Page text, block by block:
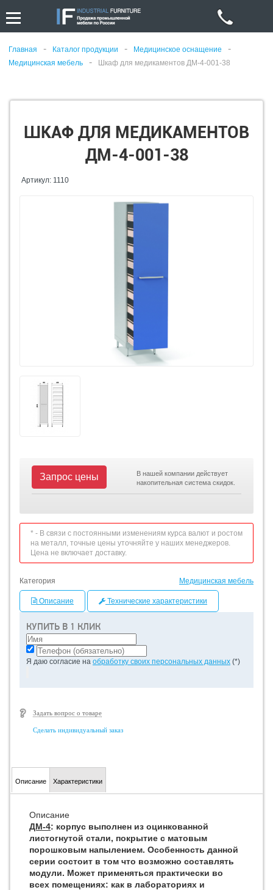
Главная - Каталог продукции - Медицинское оснащение -
Медицинская мебель - Шкаф для медикаментов ДМ-4-001-38
ШКАФ ДЛЯ МЕДИКАМЕНТОВ
ДМ-4-001-38
Артикул: 1110
КУПИТЬ В 1 КЛИК
Я даю согласие на обработку своих персональных данных (*)
Задать вопрос о товаре
Сделать индивидуальный заказ
Запрос цены
В нашей компании действует
накопительная система скидок.
* - В связи с постоянными изменениям курса валют и ростом
на металл, точные цены уточняйте у наших менеджеров.
Цена не включает доставку.
Категория Медицинская мебель
Описание Технические характеристики
Описание Характеристики
Описание
ДМ-4: корпус выполнен из оцинкованной
листогнутой стали, покрытие с матовым
порошковым напылением. Особенность данной
серии состоит в том что возможно составлять
модули. Может применяться практически во
всех помещениях: как в лабораториях и